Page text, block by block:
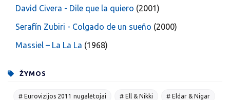
David Civera - Dile que la quiero (2001)
Serafín Zubiri - Colgado de un sueño (2000)
Massiel – La La La (1968)
ŽYMOS
# Eurovizijos 2011 nugalėtojai # Ell & Nikki # Eldar & Nigar